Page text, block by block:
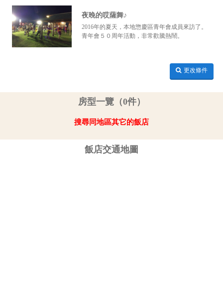
夜晚的哎薩舞♪
2016年的夏天，本地惣慶區青年會成員來訪了。
青年會５０周年活動，非常歡騰熱鬧。
更改條件
房型一覽（0件）
搜尋同地區其它的飯店
飯店交通地圖